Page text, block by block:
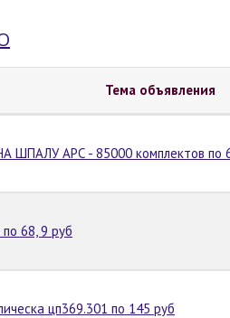
Тема объявления
АРС - 85000 комплектов по
68, 9 руб
цп369.301 по 145 руб